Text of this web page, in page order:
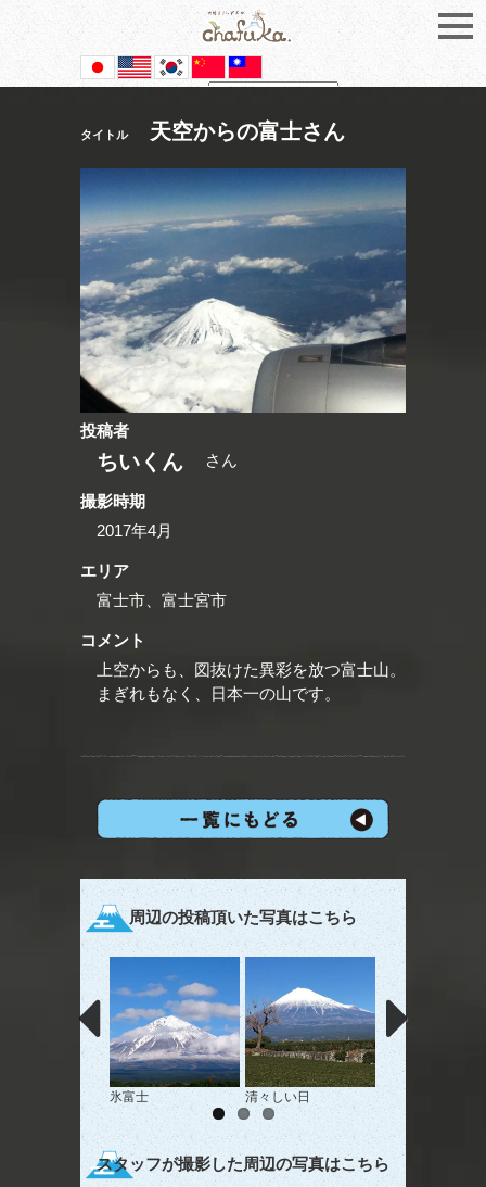
Powered by
タイトル 天空からの富士さん
投稿者
ちいくん さん
撮影時期
2017年4月
エリア
富士市、富士宮市
コメント
上空からも、図抜けた異彩を放つ富士山。
まぎれもなく、日本一の山です。
周辺の投稿頂いた写真はこちら
氷富士 清々しい日
スタッフが撮影した周辺の写真はこちら